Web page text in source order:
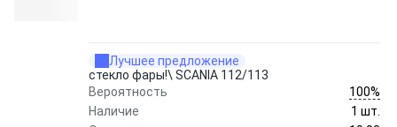
Лучшее предложение
стекло фары!\ SCANIA 112/113
Вероятность
100%
Наличие
1 шт.